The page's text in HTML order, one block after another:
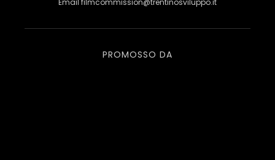
Email filmcommission@trentinosviluppo.it
PROMOSSO DA